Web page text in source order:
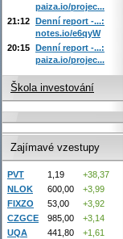
paiza.io/projec...
21:12 Denní report -...:
notes.io/e6qyW
20:15 Denní report -...:
paiza.io/projec...
Škola investování
Zajímavé vzestupy
PVT 1,19
+38,37
NLOK
600,00
+3,99
FIXZO
53,00
+3,92
CZGCE
985,00
+3,14
UQA
441,80 +1,61